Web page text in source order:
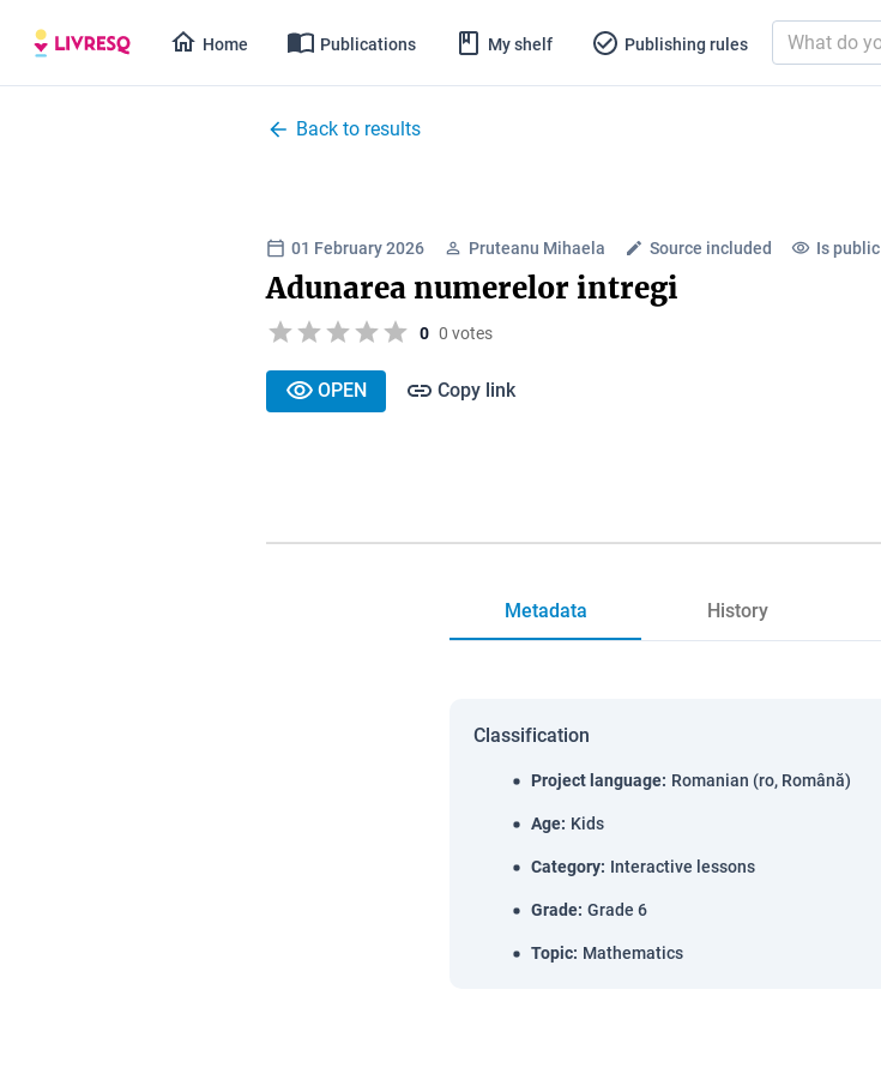
Home Publications My shelf Publishing rules
Back to results
01 February 2026 Pruteanu Mihaela Source included Is public
Adunarea numerelor intregi
0 0 votes
OPEN Copy link
Metadata History
Classification
Project language: Romanian (ro, Română)
Age: Kids
Category: Interactive lessons
Grade: Grade 6
Topic: Mathematics